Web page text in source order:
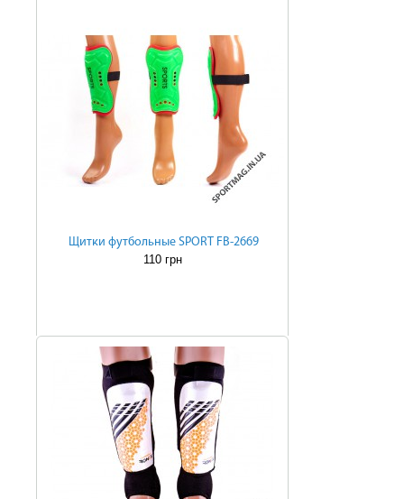
Щитки футбольные SPORT FB-2669
110 грн